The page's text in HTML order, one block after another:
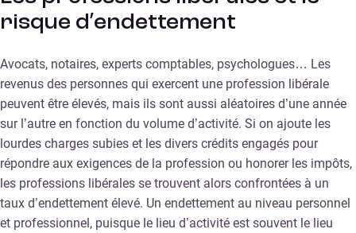
risque d’endettement
Avocats, notaires, experts comptables, psychologues… Les
revenus des personnes qui exercent une profession libérale
peuvent être élevés, mais ils sont aussi aléatoires d’une année
sur l’autre en fonction du volume d’activité. Si on ajoute les
lourdes charges subies et les divers crédits engagés pour
répondre aux exigences de la profession ou honorer les impôts,
les professions libérales se trouvent alors confrontées à un
taux d’endettement élevé. Un endettement au niveau personnel
et professionnel, puisque le lieu d’activité est souvent le lieu